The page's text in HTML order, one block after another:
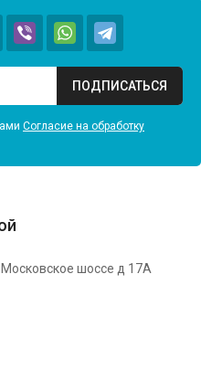
ПОДПИСАТЬСЯ
Согласие на обработку
шоссе д 17А